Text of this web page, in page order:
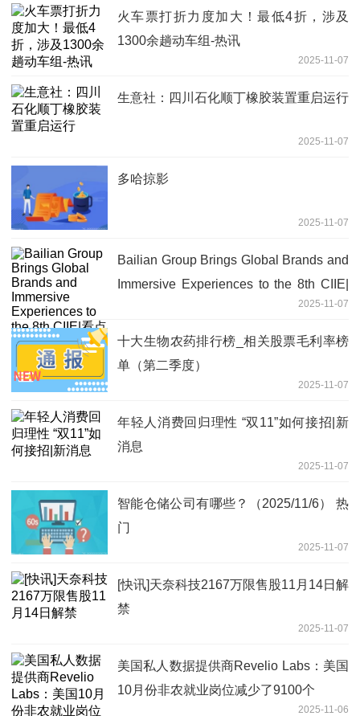
火车票打折力度加大！最低4折，涉及
1300余趟动车组-热讯
2025-11-07
生意社：四川石化顺丁橡胶装置重启运行
2025-11-07
多哈掠影
2025-11-07
Bailian Group Brings Global Brands and
Immersive Experiences to the 8th CIIE|
2025-11-07
十大生物农药排行榜_相关股票毛利率榜
单（第二季度）
2025-11-07
年轻人消费回归理性 “双11”如何接招|新
消息
2025-11-07
智能仓储公司有哪些？（2025/11/6） 热
门
2025-11-07
[快讯]天奈科技2167万限售股11月14日解
禁
2025-11-07
美国私人数据提供商Revelio Labs：美国
10月份非农就业岗位减少了9100个
2025-11-06